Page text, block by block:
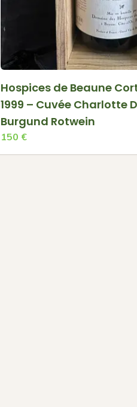
Hospices de Beaune
1999 – Cuvée Charlotte
Burgund Rotwein
150 €